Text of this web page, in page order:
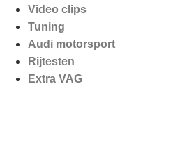
Video clips
Tuning
Audi motorsport
Rijtesten
Extra VAG